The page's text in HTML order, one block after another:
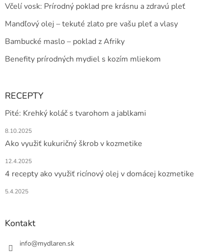
Včelí vosk: Prírodný poklad pre krásnu a zdravú pleť
Mandľový olej – tekuté zlato pre vašu pleť a vlasy
Bambucké maslo – poklad z Afriky
Benefity prírodných mydiel s kozím mliekom
RECEPTY
Pité: Krehký koláč s tvarohom a jablkami
8.10.2025
Ako využiť kukuričný škrob v kozmetike
12.4.2025
4 recepty ako využiť ricínový olej v domácej kozmetike
5.4.2025
Kontakt
info@mydlaren.sk